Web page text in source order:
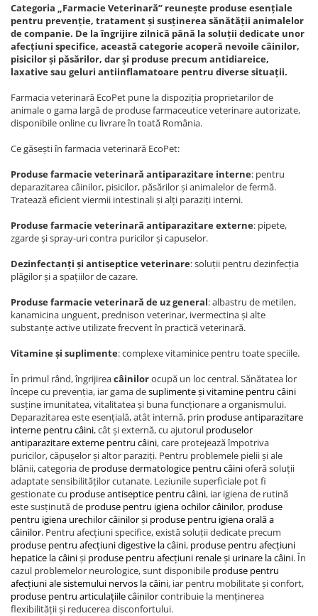
Categoria „Farmacie Veterinară” reunește produse esențiale
pentru prevenție, tratament și susținerea sănătății animalelor
de companie. De la îngrijire zilnică până la soluții dedicate unor
afecțiuni specifice, această categorie acoperă nevoile câinilor,
pisicilor și păsărilor, dar și produse precum antidiareice,
laxative sau geluri antiinflamatoare pentru diverse situații.
Farmacia veterinară EcoPet pune la dispoziția proprietarilor de
animale o gama largă de produse farmaceutice veterinare autorizate,
disponibile online cu livrare în toată România.
Ce găsești în farmacia veterinară EcoPet:
Produse farmacie veterinară antiparazitare interne: pentru
deparazitarea câinilor, pisicilor, păsărilor și animalelor de fermă.
Tratează eficient viermii intestinali și alți paraziți interni.
Produse farmacie veterinară antiparazitare externe: pipete,
zgarde și spray-uri contra puricilor și capuselor.
Dezinfectanți și antiseptice veterinare: soluții pentru dezinfecția
plăgilor și a spațiilor de cazare.
Produse farmacie veterinară de uz general: albastru de metilen,
kanamicina unguent, prednison veterinar, ivermectina și alte
substanțe active utilizate frecvent în practică veterinară.
Vitamine și suplimente: complexe vitaminice pentru toate speciile.
În primul rând, îngrijireacâinilorocupă un loc central. Sănătatea lor
începe cu prevenția, iar gama desuplimente și vitamine pentru câini
susține imunitatea, vitalitatea și buna funcționare a organismului.
Deparazitarea este esențială, atât internă, prin produse antiparazitare
interne pentru câini, cât și externă, cu ajutorul produselor
antiparazitare externe pentru câini, care protejează împotriva
puricilor, căpușelor și altor paraziți. Pentru problemele pielii și ale
blănii, categoria de produse dermatologice pentru câinioferă soluții
adaptate sensibilităților cutanate. Leziunile superficiale pot fi
gestionate cu produse antiseptice pentru câini, iar igiena de rutină
este susținută de produse pentru igiena ochilor câinilor, produse
pentru igiena urechilor câinilorși produse pentru igiena orală a
câinilor. Pentru afecțiuni specifice, există soluții dedicate precum
produse pentru afecțiuni digestive la câini, produse pentru afecțiuni
hepatice la câiniși produse pentru afecțiuni renale și urinare la câini. În
cazul problemelor neurologice, sunt disponibile produse pentru
afecțiuni ale sistemului nervos la câini, iar pentru mobilitate și confort,
produse pentru articulațiile câinilorcontribuie la menținerea
flexibilității și reducerea disconfortului.